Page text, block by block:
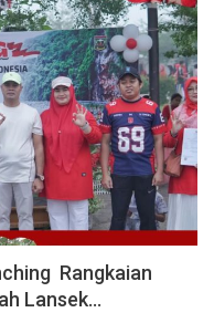
Rangkaian
Lansek…